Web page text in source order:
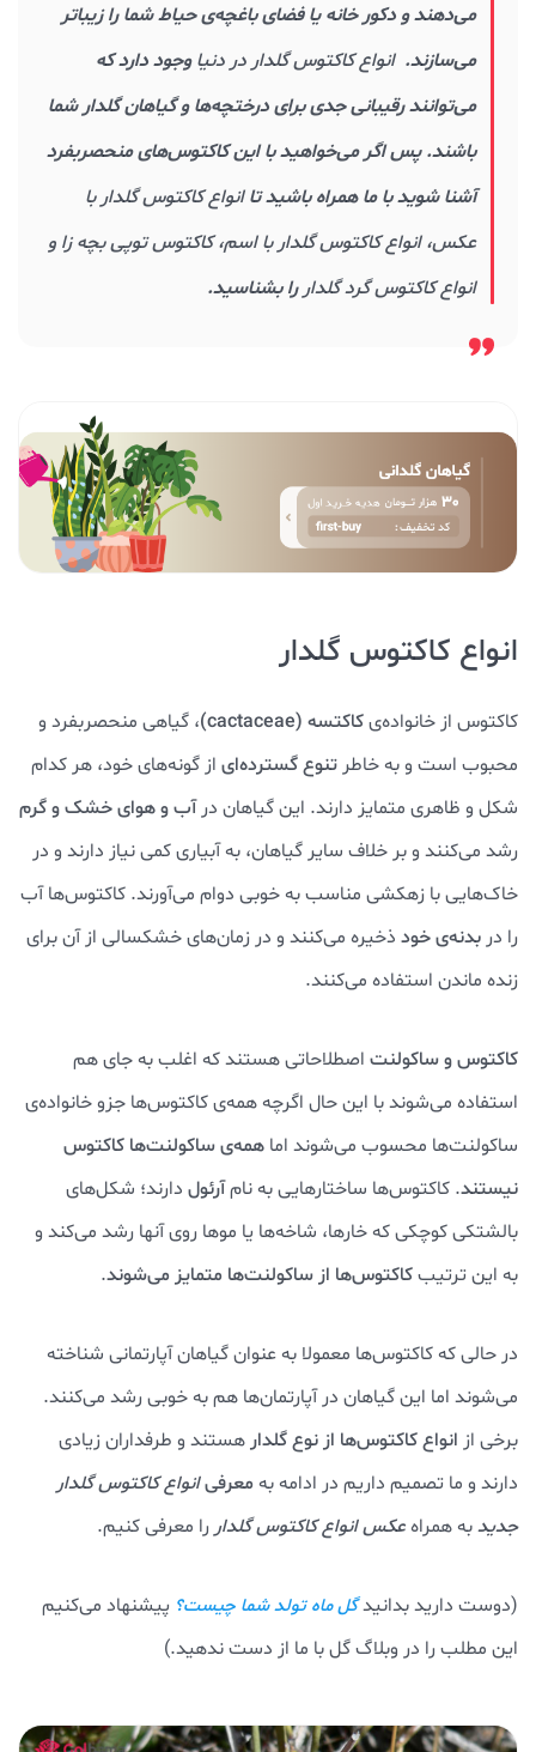
می‌دهند و دکور خانه یا فضای باغچه‌ی حیاط شما را زیباتر
می‌سازند.انواع کاکتوس گلدار در دنیاوجود دارد که
می‌توانند رقیبانی جدی برای درختچه‌ها و گیاهان گلدار شما
باشند. پس اگر می‌خواهید با این کاکتوس‌های منحصربفرد
آشنا شوید با ما همراه باشید تاانواع کاکتوس گلدار با
عکس، انواع کاکتوس گلدار با اسم، کاکتوس توپی بچه زا و
انواع کاکتوس گرد گلداررا بشناسید.
انواع کاکتوس‌ گلدار
کاکتوس از خانواده‌یکاکتسه (cactaceae)
، گیاهی منحصربفرد و
محبوب است و به خاطر تنوع گسترده‌ای از گونه‌های خود، هر کدام
شکل و ظاهری متمایز دارند. این گیاهان در آب و هوای خشک و گرم
رشد می‌کنند و بر خلاف سایر گیاهان، به آبیاری کمی نیاز دارند و در
خاک‌هایی با زهکشی مناسب به خوبی دوام می‌آورند. کاکتوس‌ها آب
را در بدنه‌ی خود ذخیره می‌کنند و در زمان‌های خشکسالی از آن برای
زنده ماندن استفاده می‌کنند.
کاکتوس و ساکولنت اصطلاحاتی هستند که اغلب به جای هم
استفاده می‌شوند با این حال اگرچه همه‌ی کاکتوس‌ها جزو خانواده‌ی
ساکولنت‌ها محسوب می‌شوند اما همه‌ی ساکولنت‌ها کاکتوس
نیستند. کاکتوس‌ها ساختارهایی به نامآرئول دارند؛ شکل‌های
بالشتکی کوچکی که خارها، شاخه‌ها یا موها روی آنها رشد می‌کند و
به این ترتیبکاکتوس‌ها از ساکولنت‌ها متمایز می‌شوند.
در حالی که کاکتوس‌ها معمولا به عنوان گیاهان آپارتمانی شناخته
می‌شوند اما این گیاهان در آپارتمان‌ها هم به خوبی رشد می‌کنند.
برخی از انواع کاکتوس‌ها از نوع گلدار هستند و طرفداران زیادی
دارند و ما تصمیم داریم در ادامه بهمعرفیانواع کاکتوس‌ گلدار
جدیدبه همراهعکس انواع کاکتوس گلدار را معرفی کنیم.
(دوست دارید بدانیدگل ماه تولد شما چیست؟ پیشنهاد می‌کنیم
این مطلب را در وبلاگ گل با ما از دست ندهید.)